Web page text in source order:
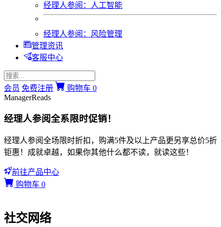
经理人参阅：人工智能
经理人参阅：风险管理
管理资讯
客服中心
会员 免费注册 购物车 0
ManagerReads
经理人参阅全系限时促销！
经理人参阅全场限时折扣，购满5件及以上产品更另享总价5折
钜惠！成就卓越，如果你其他什么都不读，就读这些！
前往产品中心
购物车 0
社交网络